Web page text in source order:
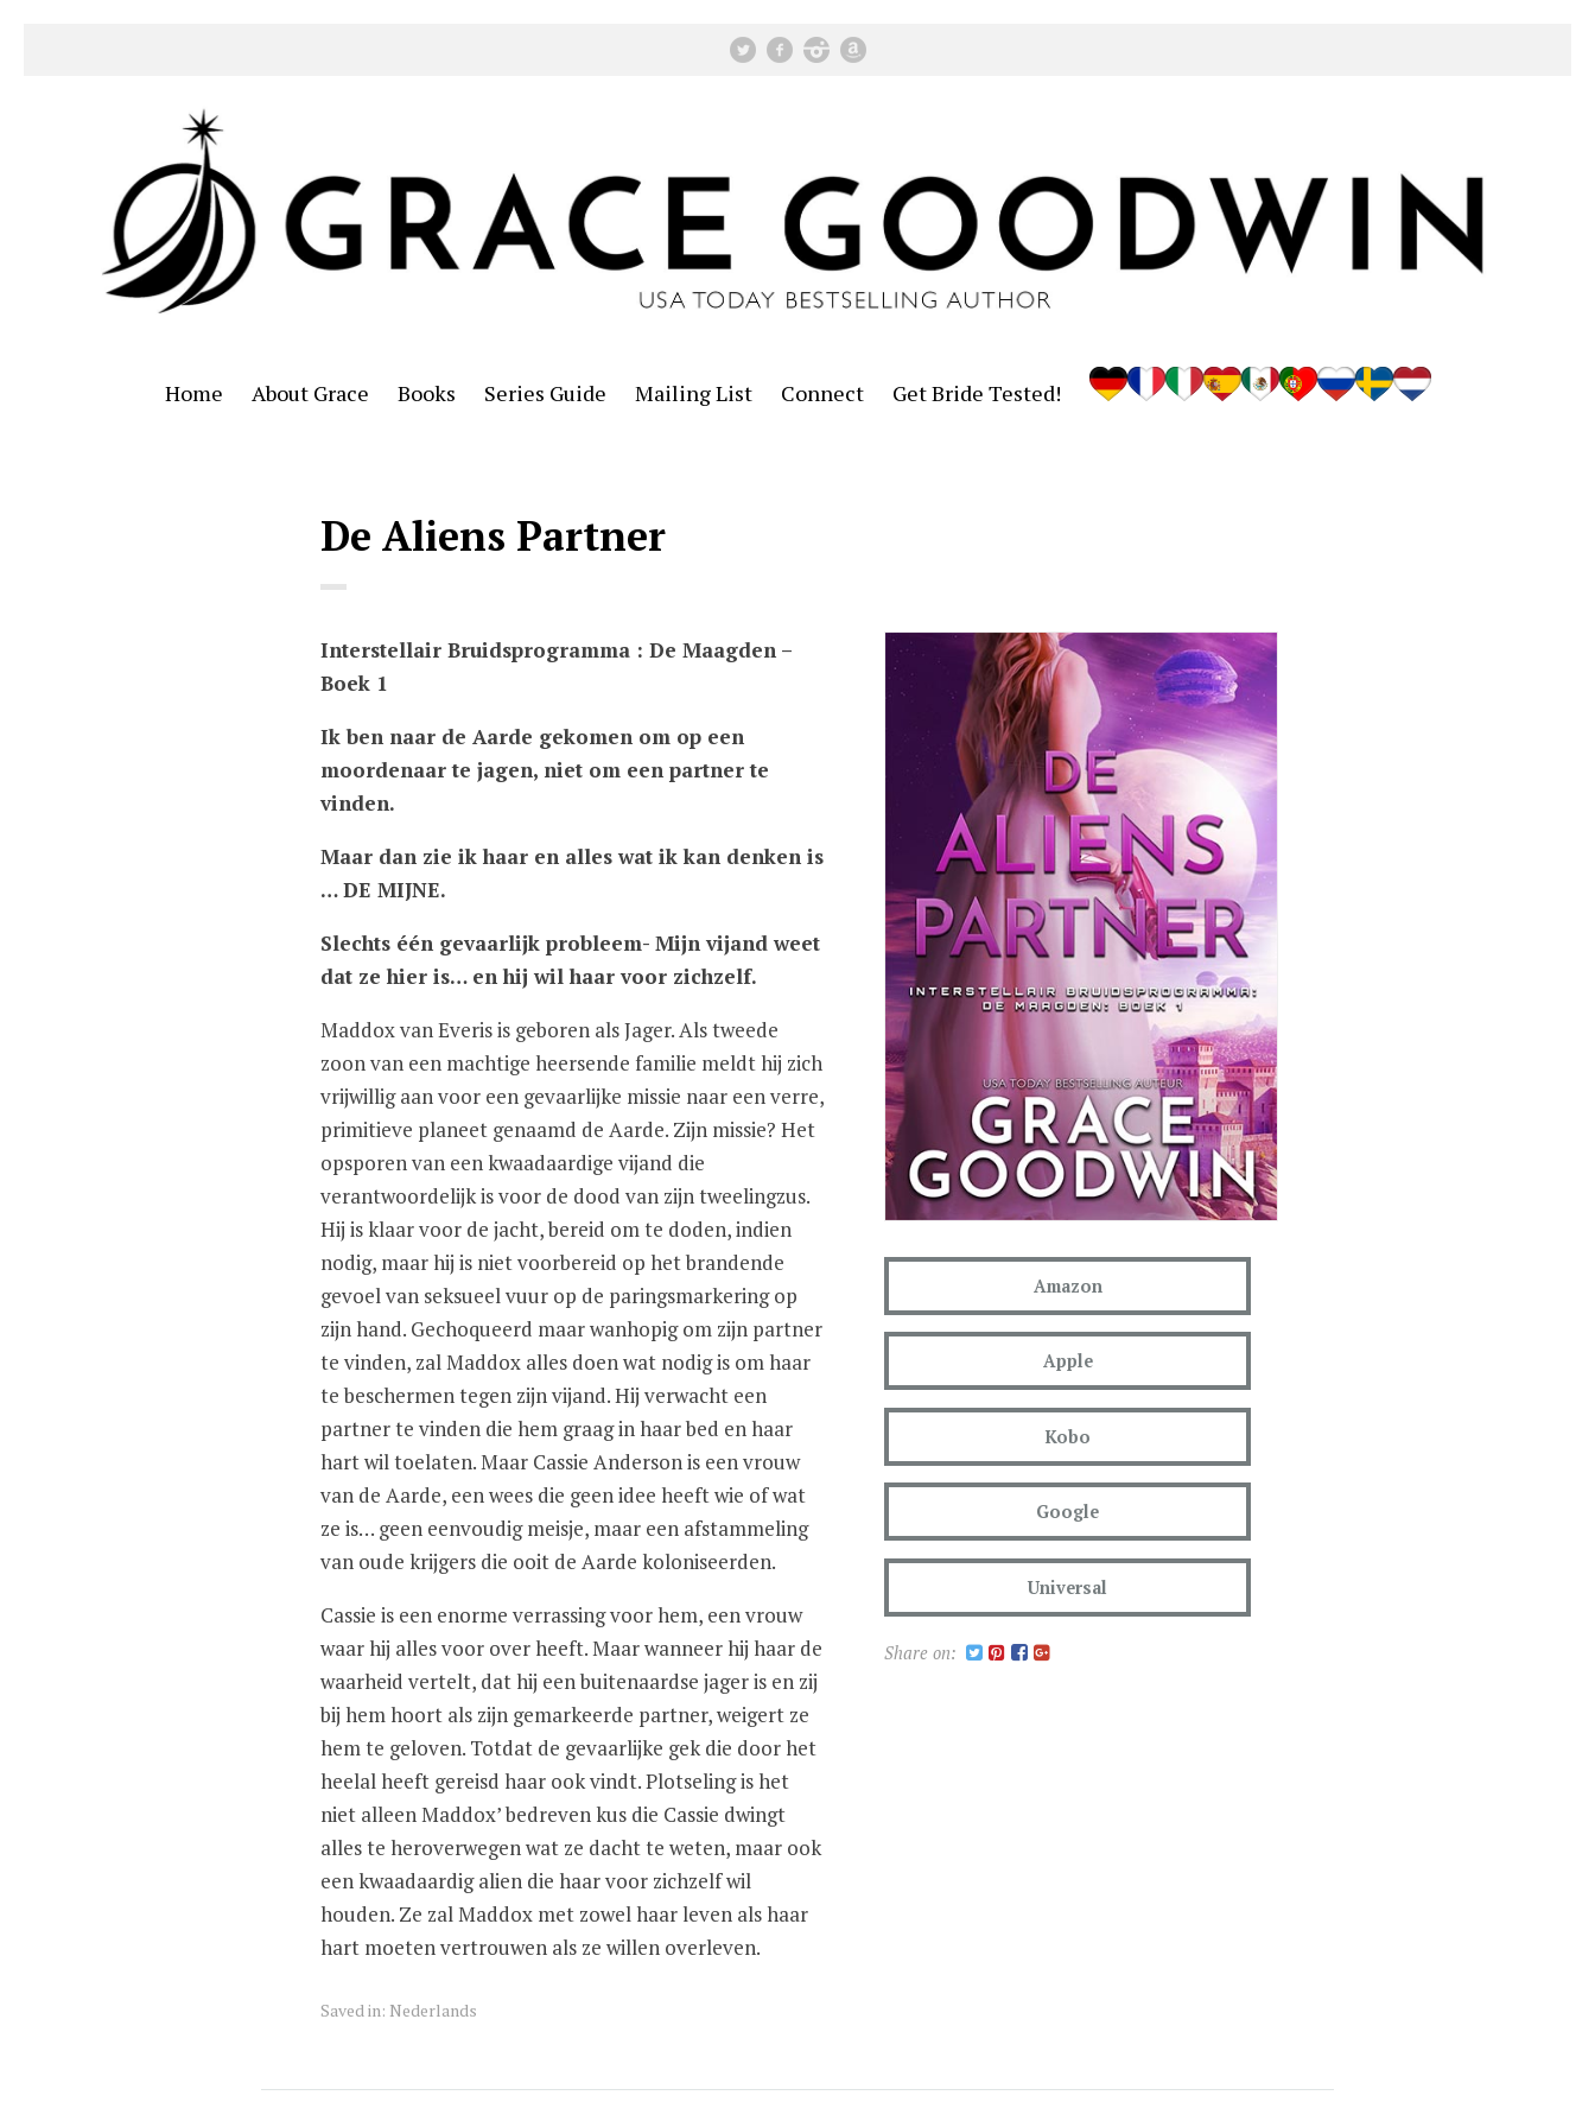
Home About Grace Books Series Guide Mailing List Connect Get Bride Tested!
De Aliens Partner
Interstellair Bruidsprogramma : De Maagden –
Boek 1
Ik ben naar de Aarde gekomen om op een
moordenaar te jagen, niet om een partner te
vinden.
Maar dan zie ik haar en alles wat ik kan denken is
… DE MIJNE.
Slechts één gevaarlijk probleem- Mijn vijand weet
dat ze hier is… en hij wil haar voor zichzelf.
Maddox van Everis is geboren als Jager. Als tweede
zoon van een machtige heersende familie meldt hij zich
vrijwillig aan voor een gevaarlijke missie naar een verre,
primitieve planeet genaamd de Aarde. Zijn missie? Het
opsporen van een kwaadaardige vijand die
verantwoordelijk is voor de dood van zijn tweelingzus.
Hij is klaar voor de jacht, bereid om te doden, indien
nodig, maar hij is niet voorbereid op het brandende
gevoel van seksueel vuur op de paringsmarkering op
zijn hand. Gechoqueerd maar wanhopig om zijn partner
te vinden, zal Maddox alles doen wat nodig is om haar
te beschermen tegen zijn vijand. Hij verwacht een
partner te vinden die hem graag in haar bed en haar
hart wil toelaten. Maar Cassie Anderson is een vrouw
van de Aarde, een wees die geen idee heeft wie of wat
ze is… geen eenvoudig meisje, maar een afstammeling
van oude krijgers die ooit de Aarde koloniseerden.
Cassie is een enorme verrassing voor hem, een vrouw
waar hij alles voor over heeft. Maar wanneer hij haar de
waarheid vertelt, dat hij een buitenaardse jager is en zij
bij hem hoort als zijn gemarkeerde partner, weigert ze
hem te geloven. Totdat de gevaarlijke gek die door het
heelal heeft gereisd haar ook vindt. Plotseling is het
niet alleen Maddox’ bedreven kus die Cassie dwingt
alles te heroverwegen wat ze dacht te weten, maar ook
een kwaadaardig alien die haar voor zichzelf wil
houden. Ze zal Maddox met zowel haar leven als haar
hart moeten vertrouwen als ze willen overleven.
Saved in: Nederlands
Amazon
Apple
Kobo
Google
Universal
Share on: